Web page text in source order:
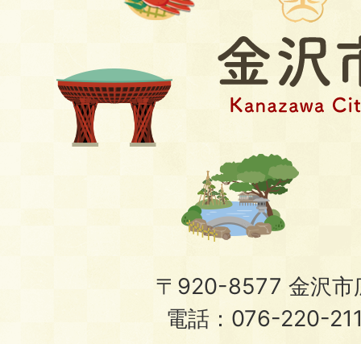
〒920-8577 金沢市
電話：076-220-